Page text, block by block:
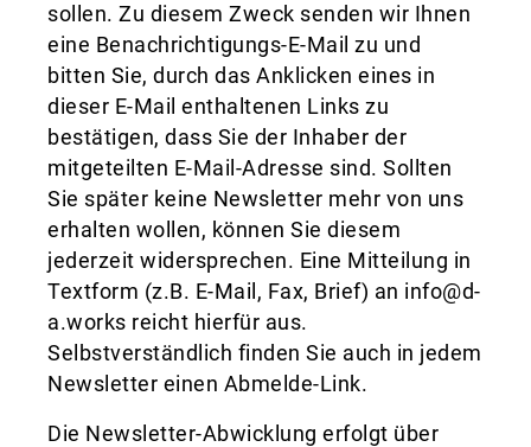
sollen. Zu diesem Zweck senden wir Ihnen
eine Benachrichtigungs-E-Mail zu und
bitten Sie, durch das Anklicken eines in
dieser E-Mail enthaltenen Links zu
bestätigen, dass Sie der Inhaber der
mitgeteilten E-Mail-Adresse sind. Sollten
Sie später keine Newsletter mehr von uns
erhalten wollen, können Sie diesem
jederzeit widersprechen. Eine Mitteilung in
Textform (z.B. E-Mail, Fax, Brief) an info@d-
a.works reicht hierfür aus.
Selbstverständlich finden Sie auch in jedem
Newsletter einen Abmelde-Link.
Die Newsletter-Abwicklung erfolgt über